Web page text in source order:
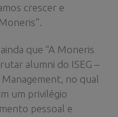
crescer e
que “A Moneris
alumni do ISEG –
no qual
um privilégio
pessoal e